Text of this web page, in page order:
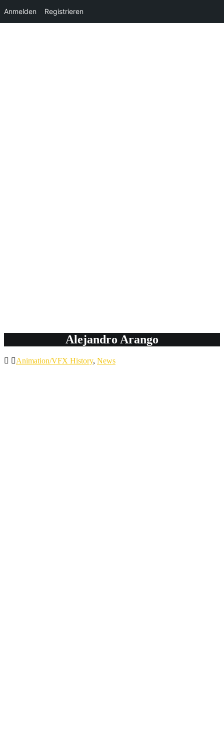
Anmelden Registrieren
Alejandro Arango
Animation/VFX History, News